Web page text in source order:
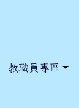
教職員專區